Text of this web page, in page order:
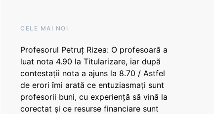
CELE MAI NOI
Profesorul Petruț Rizea: O profesoară a
luat nota 4.90 la Titularizare, iar după
contestații nota a ajuns la 8.70 / Astfel
de erori îmi arată ce entuziasmați sunt
profesorii buni, cu experiență să vină la
corectat și ce resurse financiare sunt